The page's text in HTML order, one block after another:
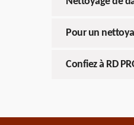
Pour un
Confiez à RD